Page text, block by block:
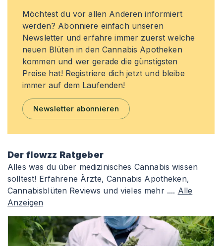
Möchtest du vor allen Anderen informiert
werden? Abonniere einfach unseren
Newsletter und erfahre immer zuerst welche
neuen Blüten in den Cannabis Apotheken
kommen und wer gerade die günstigsten
Preise hat! Registriere dich jetzt und bleibe
immer auf dem Laufenden!
Newsletter abonnieren
Der flowzz Ratgeber
Alles was du über medizinisches Cannabis wissen
solltest! Erfahrene Ärzte, Cannabis Apotheken,
Cannabisblüten Reviews und vieles mehr .... Alle
Anzeigen